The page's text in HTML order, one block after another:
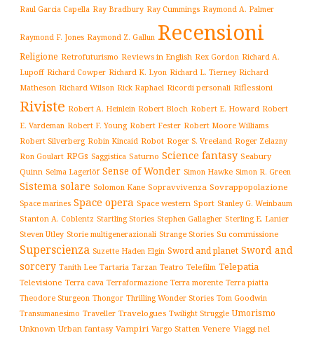
Raul Garcia Capella Ray Bradbury Ray Cummings Raymond A. Palmer
Raymond F. Jones Raymond Z. Gallun Recensioni
Religione Retrofuturismo Reviews in English Rex Gordon Richard A.
Lupoff Richard Cowper Richard K. Lyon Richard L. Tierney Richard
Matheson Richard Wilson Rick Raphael Ricordi personali Riflessioni
Riviste Robert A. Heinlein Robert Bloch Robert E. Howard Robert
E. Vardeman Robert F. Young Robert Fester Robert Moore Williams
Robert Silverberg Robin Kincaid Robot Roger S. Vreeland Roger Zelazny
Ron Goulart RPGs Saggistica Saturno Science fantasy Seabury
Quinn Selma Lagerlöf Sense of Wonder Simon Hawke Simon R. Green
Sistema solare Solomon Kane Sopravvivenza Sovrappopolazione
Space marines Space opera Space western Sport Stanley G. Weinbaum
Stanton A. Coblentz Startling Stories Stephen Gallagher Sterling E. Lanier
Steven Utley Storie multigenerazionali Strange Stories Su commissione
Superscienza Suzette Haden Elgin Sword and planet Sword and
sorcery Tanith Lee Tartaria Tarzan Teatro Telefilm Telepatia
Televisione Terra cava Terraformazione Terra morente Terra piatta
Theodore Sturgeon Thongor Thrilling Wonder Stories Tom Goodwin
Transumanesimo Traveller Travelogues Twilight Struggle Umorismo
Unknown Urban fantasy Vampiri Vargo Statten Venere Viaggi nel